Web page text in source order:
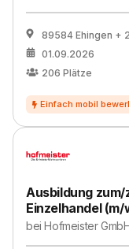
89584 Ehingen +
01.09.2026
206 Plätze
Ausbildung
Einzelhandel
beiHofmeister